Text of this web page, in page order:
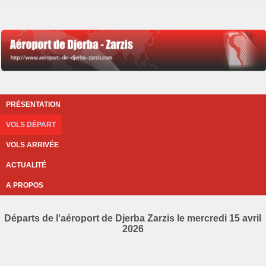
PRÉSENTATION
VOLS DÉPART
VOLS ARRIVÉE
ACTUALITÉ
A PROPOS
Départs de l'aéroport de Djerba Zarzis le mercredi 15 avril
2026